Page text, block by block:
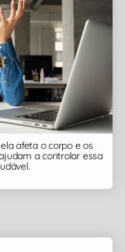
afeta o corpo e os
a controlar essa